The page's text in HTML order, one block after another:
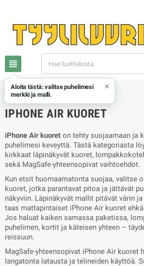
view_headline
chevron_rightApplechevron_right iPhone Air kuoret
IPHONE AIR KUORET
iPhone Air kuoret on tehty suojaamaan ja
puhelimesi keveyttä. Tästä kategoriasta
kirkkaat läpinäkyvät kuoret,
sekä MagSafe-yhteensopivat vaihtoehdot.
Kun etsit huomaamatonta suojaa, valitse
kuoret, jotka parantavat pitoa ja jättävät
näkyviin. Läpinäkyvät mallit pitävät värin
taas mattapintaiset iPhone Air kuoret
Jos haluat kaiken samassa paketissa,
puhelimen, kortit ja käteisen yhteen –
reissuun.
MagSafe-yhteensopivat iPhone Air kuoret
langatonta latausta ja telineiden käyttöä.
Aloita tästä: valitse puhelimesi
merkki ja malli.
×